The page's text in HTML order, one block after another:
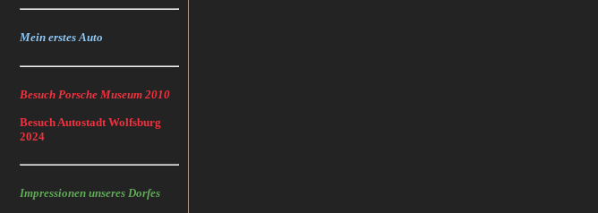
Mein erstes Auto
Besuch Porsche Museum 2010
Besuch Autostadt Wolfsburg
2024
Impressionen unseres Dorfes